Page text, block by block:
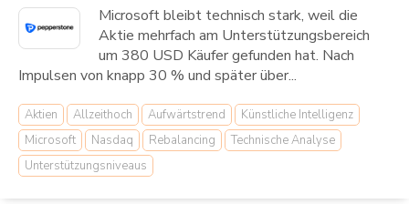
Microsoft bleibt technisch stark, weil die
Aktie mehrfach am Unterstützungsbereich
um 380 USD Käufer gefunden hat. Nach
Impulsen von knapp 30 % und später über...
Aktien Allzeithoch Aufwärtstrend
Künstliche Intelligenz
Microsoft
Nasdaq Rebalancing
Technische Analyse
Unterstützungsniveaus